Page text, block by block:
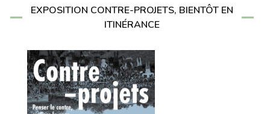
EXPOSITION CONTRE-PROJETS, BIENTÔT EN
ITINÉRANCE